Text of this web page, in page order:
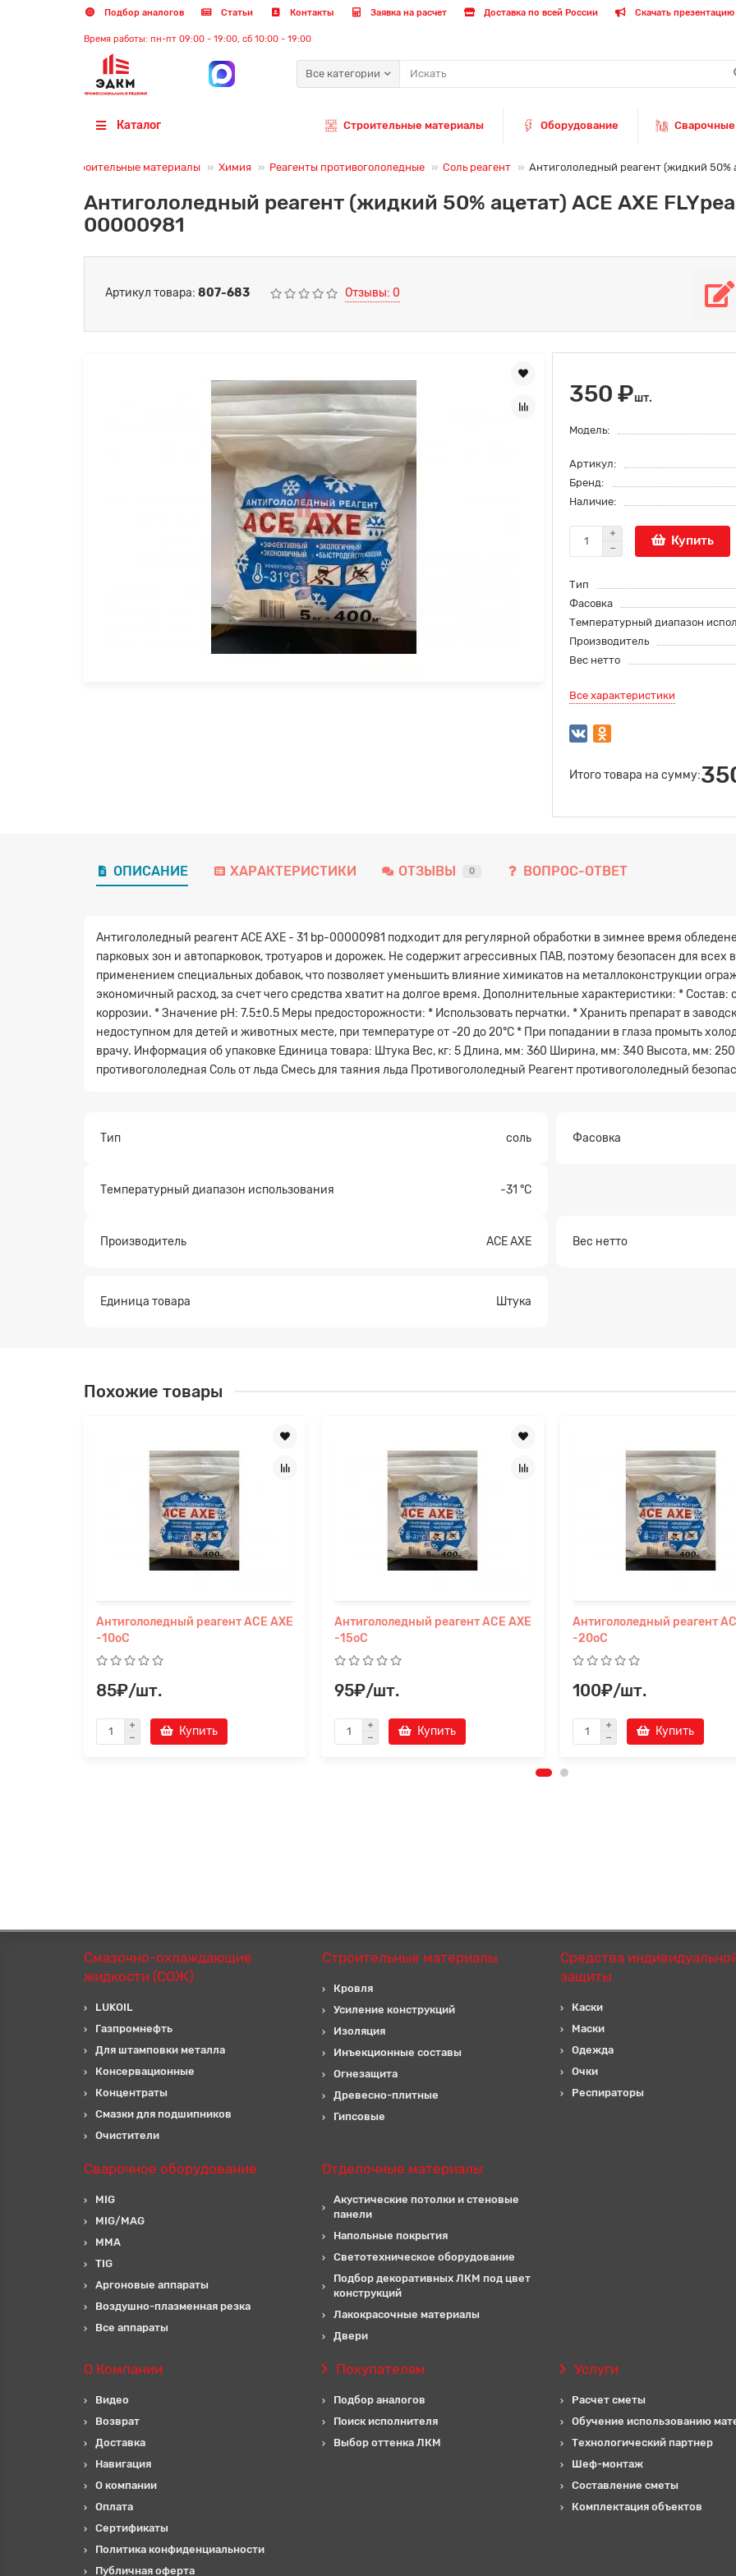
Подбор аналогов Статьи Контакты Заявка на расчет Доставка по всей России Скачать
Время работы: пн-пт 09:00 - 19:00, сб 10:00 - 19:00
Все категории
Каталог Строительные материалы Оборудование
Строительные материалы Химия Реагенты противогололедные Соль реагент Антигололедный реагент (жидкий 50%
Антигололедный реагент (жидкий 50% ацетат) ACЕ AXE
00000981
Артикул товара: 807-683 Отзывы: 0
350 ₽шт.
Модель:
Артикул:
Бренд:
Наличие:
Купить
Тип
Фасовка
Температурный диапазон
Производитель
Вес нетто
Все характеристики
Итого товара на сумму:
ОПИСАНИЕ ХАРАКТЕРИСТИКИ ОТЗЫВЫ 0 ВОПРОС-ОТВЕТ
Антигололедный реагент ACE AXE - 31 bp-00000981 подходит для регулярной обработки в зимнее время
парковых зон и автопарковок, тротуаров и дорожек. Не содержит агрессивных ПАВ, поэтому безопасен для
применением специальных добавок, что позволяет уменьшить влияние химикатов на металлоконструкции
экономичный расход, за счет чего средства хватит на долгое время. Дополнительные характеристики: *
коррозии. * Значение pH: 7.5±0.5 Меры предосторожности: * Использовать перчатки. * Хранить препарат в
недоступном для детей и животных месте, при температуре от -20 до 20°C * При попадании в глаза промыть
врачу. Информация об упаковке Единица товара: Штука Вес, кг: 5 Длина, мм: 360 Ширина, мм: 340 Высота, мм: 250
противогололедная Соль от льда Смесь для таяния льда Противогололедный Реагент противогололедный
Тип соль Фасовка
Температурный диапазон использования -31 °С
Производитель ACE AXE Вес нетто
Единица товара Штука
Похожие товары
Антигололедный реагент ACЕ AXE
-10oC
85₽/шт.
Купить
Антигололедный реагент ACЕ AXE
-15oC
95₽/шт.
Купить
Антигололедный реагент
-20oC
100₽/шт.
Купить
Смазочно-охлаждающие
жидкости (СОЖ)
LUKOIL
Газпромнефть
Для штамповки металла
Консервационные
Концентраты
Смазки для подшипников
Очистители
Строительные материалы
Кровля
Усиление конструкций
Изоляция
Инъекционные составы
Огнезащита
Древесно-плитные
Гипсовые
Средства
защиты
Каски
Маски
Одежда
Очки
Респираторы
Сварочное оборудование
MIG
MIG/MAG
MMA
TIG
Аргоновые аппараты
Воздушно-плазменная резка
Все аппараты
Отделочные материалы
Акустические потолки и стеновые
панели
Напольные покрытия
Светотехническое оборудование
Подбор декоративных ЛКМ под цвет
конструкций
Лакокрасочные материалы
Двери
О Компании
Видео
Возврат
Доставка
Навигация
О компании
Оплата
Сертификаты
Политика конфиденциальности
Публичная оферта
Покупателям
Подбор аналогов
Поиск исполнителя
Выбор оттенка ЛКМ
Услуги
Расчет сметы
Обучение использованию
Технологический партнер
Шеф-монтаж
Составление сметы
Комплектация объектов